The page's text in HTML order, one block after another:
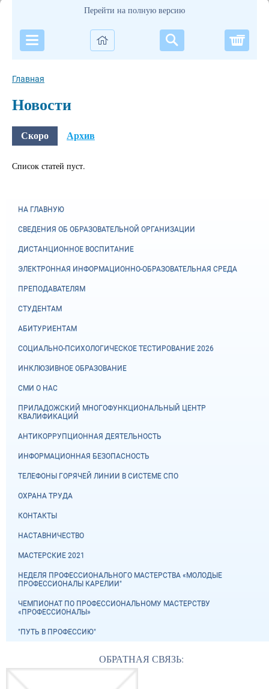
Перейти на полную версию
Главная
Новости
Скоро Архив
Список статей пуст.
НА ГЛАВНУЮ
СВЕДЕНИЯ ОБ ОБРАЗОВАТЕЛЬНОЙ ОРГАНИЗАЦИИ
ДИСТАНЦИОННОЕ ВОСПИТАНИЕ
ЭЛЕКТРОННАЯ ИНФОРМАЦИОННО-ОБРАЗОВАТЕЛЬНАЯ СРЕДА
ПРЕПОДАВАТЕЛЯМ
СТУДЕНТАМ
АБИТУРИЕНТАМ
СОЦИАЛЬНО-ПСИХОЛОГИЧЕСКОЕ ТЕСТИРОВАНИЕ 2026
ИНКЛЮЗИВНОЕ ОБРАЗОВАНИЕ
СМИ О НАС
ПРИЛАДОЖСКИЙ МНОГОФУНКЦИОНАЛЬНЫЙ ЦЕНТР
КВАЛИФИКАЦИЙ
АНТИКОРРУПЦИОННАЯ ДЕЯТЕЛЬНОСТЬ
ИНФОРМАЦИОННАЯ БЕЗОПАСНОСТЬ
ТЕЛЕФОНЫ ГОРЯЧЕЙ ЛИНИИ В СИСТЕМЕ СПО
ОХРАНА ТРУДА
КОНТАКТЫ
НАСТАВНИЧЕСТВО
МАСТЕРСКИЕ 2021
НЕДЕЛЯ ПРОФЕССИОНАЛЬНОГО МАСТЕРСТВА «МОЛОДЫЕ
ПРОФЕССИОНАЛЫ КАРЕЛИИ"
ЧЕМПИОНАТ ПО ПРОФЕССИОНАЛЬНОМУ МАСТЕРСТВУ
«ПРОФЕССИОНАЛЫ»
"ПУТЬ В ПРОФЕССИЮ"
ОБРАТНАЯ СВЯЗЬ: